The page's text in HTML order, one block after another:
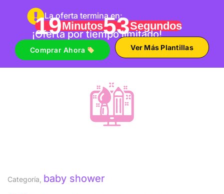
La oferta termina en:
19Minutos52Segundos
¡Oferta por tiempo limitado!
Comprar Ahora Ver Más Plantillas
Categoría, baby shower